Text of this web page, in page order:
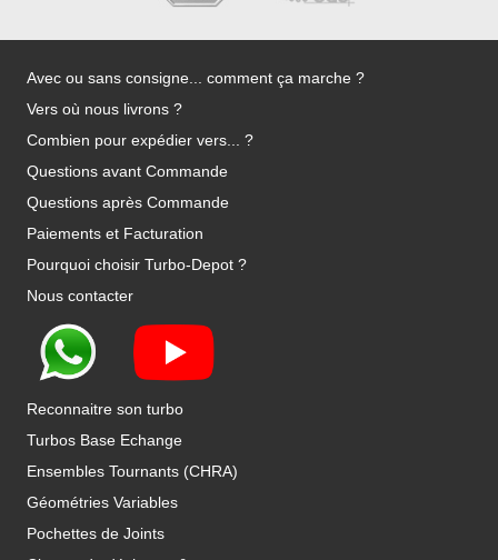
Avec ou sans consigne... comment ça marche ?
Vers où nous livrons ?
Combien pour expédier vers... ?
Questions avant Commande
Questions après Commande
Paiements et Facturation
Pourquoi choisir Turbo-Depot ?
Nous contacter
Reconnaitre son turbo
Turbos Base Echange
Ensembles Tournants (CHRA)
Géométries Variables
Pochettes de Joints